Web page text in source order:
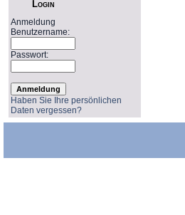
Login
Anmeldung
Benutzername:
Passwort:
Haben Sie Ihre persönlichen
Daten vergessen?